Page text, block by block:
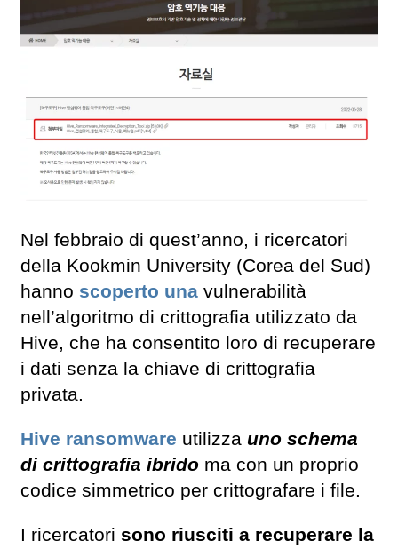
Nel febbraio di quest’anno, i ricercatori
della Kookmin University (Corea del Sud)
hanno scoperto una vulnerabilità
nell’algoritmo di crittografia utilizzato da
Hive, che ha consentito loro di recuperare
i dati senza la chiave di crittografia
privata.
Hive ransomware utilizza uno schema
di crittografia ibrido ma con un proprio
codice simmetrico per crittografare i file.
I ricercatori sono riusciti a recuperare la